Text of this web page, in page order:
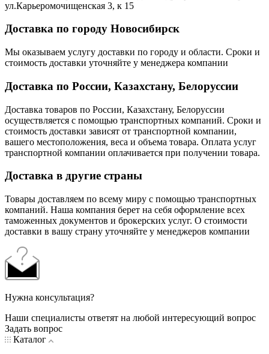
ул.Карьеромочищенская 3, к 15
Доставка по городу Новосибирск
Мы оказываем услугу доставки по городу и области. Сроки и
стоимость доставки уточняйте у менеджера компании
Доставка по России, Казахстану, Белоруссии
Доставка товаров по России, Казахстану, Белоруссии
осуществляется с помощью транспортных компаний. Сроки и
стоимость доставки зависят от транспортной компании,
вашего местоположения, веса и объема товара. Оплата услуг
транспортной компании оплачивается при получении товара.
Доставка в другие страны
Товары доставляем по всему миру с помощью транспортных
компаний. Наша компания берет на себя оформление всех
таможенных документов и брокерских услуг. О стоимости
доставки в вашу страну уточняйте у менеджеров компании
Нужна консультация?
Наши специалисты ответят на любой интересующий вопрос
Задать вопрос
Каталог